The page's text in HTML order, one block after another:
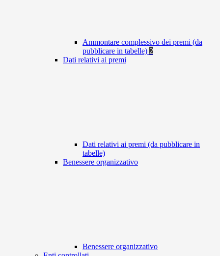
Ammontare complessivo dei premi (da
pubblicare in tabelle) 2
Dati relativi ai premi
Dati relativi ai premi (da pubblicare in
tabelle)
Benessere organizzativo
Benessere organizzativo